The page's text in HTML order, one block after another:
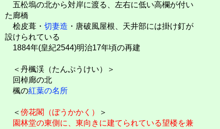
五松塢の北から対岸に渡る、左右に低い高欄が付い
た廊橋
桧皮葺・ 切妻造 ・唐破風屋根、天井部には掛け釘が
設けられている
1884年(皇紀2544)明治17年頃の再建
＜丹楓渓（たんぷうけい）＞
回棹廊の北
楓の紅葉の名所
＜ 傍花閣（ぼうかかく）
＞
園林堂の東側に、東向きに建てられている望楼を兼